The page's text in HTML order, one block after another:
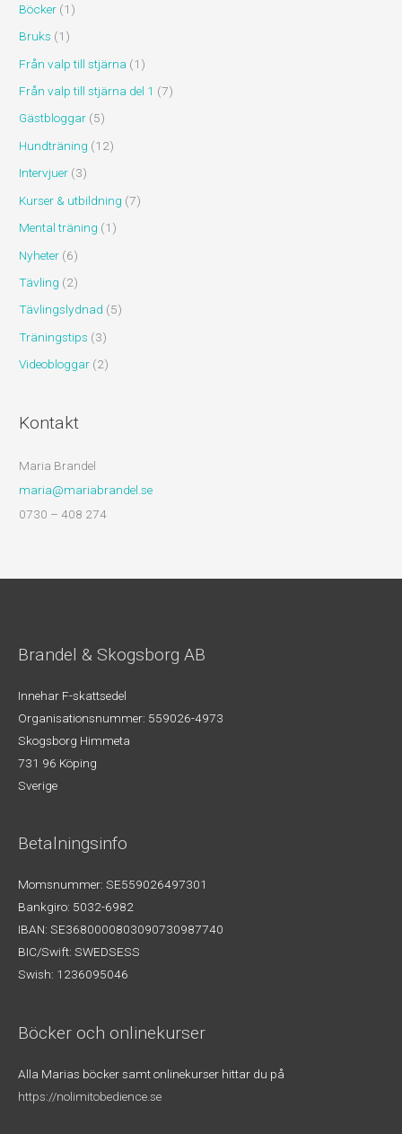
Böcker (1)
Bruks (1)
Från valp till stjärna (1)
Från valp till stjärna del 1 (7)
Gästbloggar (5)
Hundträning (12)
Intervjuer (3)
Kurser & utbildning (7)
Mental träning (1)
Nyheter (6)
Tävling (2)
Tävlingslydnad (5)
Träningstips (3)
Videobloggar (2)
Kontakt
Maria Brandel
maria@mariabrandel.se
0730 – 408 274
Brandel & Skogsborg AB
Innehar F-skattsedel
Organisationsnummer: 559026-4973
Skogsborg Himmeta
731 96 Köping
Sverige
Betalningsinfo
Momsnummer: SE559026497301
Bankgiro: 5032-6982
IBAN: SE3680000803090730987740
BIC/Swift: SWEDSESS
Swish: 1236095046
Böcker och onlinekurser
Alla Marias böcker samt onlinekurser hittar du på
https://nolimitobedience.se